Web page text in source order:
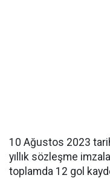
10 Ağustos 2023
yıllık sözleşme
toplamda 12 gol